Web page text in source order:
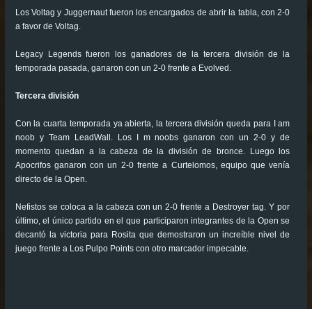
Los Voltag y Juggernaut fueron los encargados de abrir la tabla, con 2-0
a favor de Voltag.
Legacy Legends fueron los ganadores de la tercera división de la
temporada pasada, ganaron con un 2-0 frente a Evolved.
Tercera división
Con la cuarta temporada ya abierta, la tercera división queda para I am
noob y Team LeadWall. Los I m noobs ganaron con un 2-0 y de
momento quedan a la cabeza de la división de bronce. Luego los
Apocrifos ganaron con un 2-0 frente a Curtelomos, equipo que venía
directo de la Open.
Nefistos se coloca a la cabeza con un 2-0 frente a Destroyer tag. Y por
último, el único partido en el que participaron integrantes de la Open se
decantó la victoria para Rosita que demostraron un increíble nivel de
juego frente a Los Pulpo Points con otro marcador impecable.